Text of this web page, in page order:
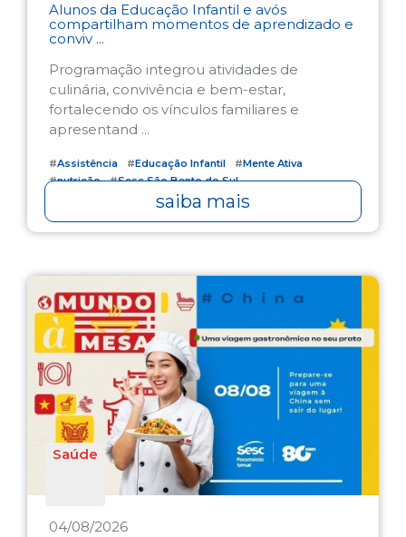
Alunos da Educação Infantil e avós
compartilham momentos de aprendizado e
conviv ...
Programação integrou atividades de
culinária, convivência e bem-estar,
fortalecendo os vínculos familiares e
apresentand ...
#Assistência #Educação Infantil #Mente Ativa
#nutrição #Sesc São Bento do Sul
saiba mais
Saúde
04/08/2026